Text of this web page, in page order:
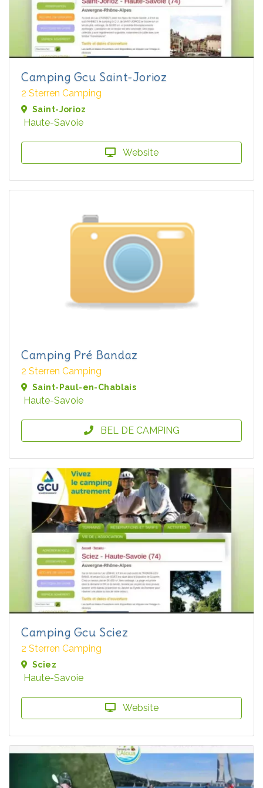
Camping Gcu Saint-Jorioz
2 Sterren Camping
Saint-Jorioz
Haute-Savoie
Website
Camping Pré Bandaz
2 Sterren Camping
Saint-Paul-en-Chablais
Haute-Savoie
BEL DE CAMPING
Camping Gcu Sciez
2 Sterren Camping
Sciez
Haute-Savoie
Website